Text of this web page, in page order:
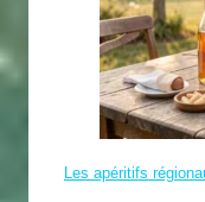
Les apéritifs